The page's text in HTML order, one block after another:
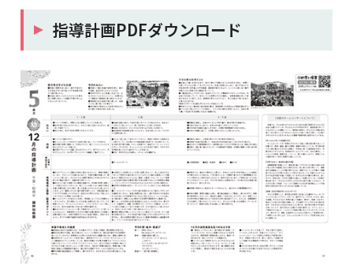
指導計画PDFダウンロード